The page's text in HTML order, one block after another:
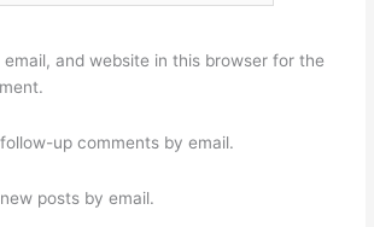
email, and website in this browser for the
up comments by email.
posts by email.